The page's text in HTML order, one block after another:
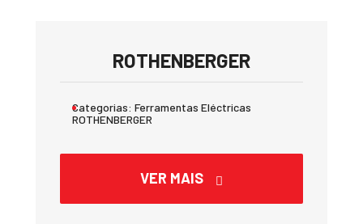
ROTHENBERGER
Categorias: Ferramentas Eléctricas
ROTHENBERGER
VER MAIS